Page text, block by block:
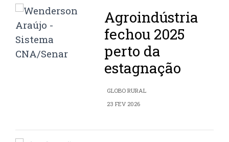
Agroindústria
fechou 2025
perto da
estagnação
GLOBO RURAL
23 FEV 2026